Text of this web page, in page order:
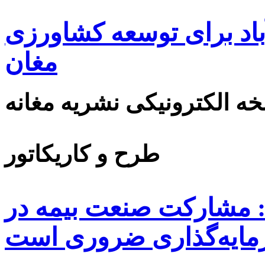
برای توسعه کشاورزی
مغان
الکترونیکی نشریه مغانه
طرح و کاریکاتور
مشارکت صنعت بیمه در
ضروری است